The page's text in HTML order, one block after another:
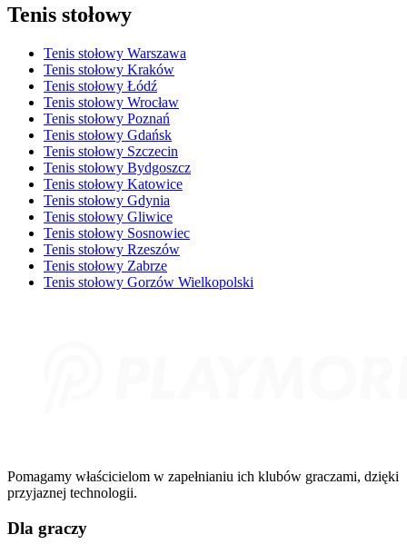
Tenis stołowy
Tenis stołowy Warszawa
Tenis stołowy Kraków
Tenis stołowy Łódź
Tenis stołowy Wrocław
Tenis stołowy Poznań
Tenis stołowy Gdańsk
Tenis stołowy Szczecin
Tenis stołowy Bydgoszcz
Tenis stołowy Katowice
Tenis stołowy Gdynia
Tenis stołowy Gliwice
Tenis stołowy Sosnowiec
Tenis stołowy Rzeszów
Tenis stołowy Zabrze
Tenis stołowy Gorzów Wielkopolski
Pomagamy właścicielom w zapełnianiu ich klubów graczami, dzięki
przyjaznej technologii.
Dla graczy